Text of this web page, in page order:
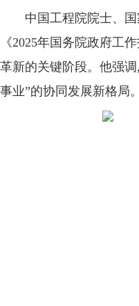
中国工程院院士、
《2025年国务院政府工
革新的关键阶段。他强
事业”的协同发展新格局